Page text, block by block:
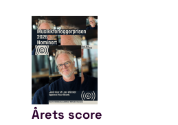
Årets score